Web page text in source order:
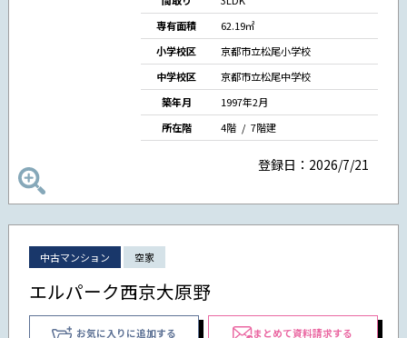
専有面積
62.19㎡
小学校区
京都市立松尾小学校
中学校区
京都市立松尾中学校
築年月
1997年2月
所在階
4階 / 7階建
登録日：2026/7/21
中古マンション 空家
エルパーク西京大原野
お気に入りに追加する まとめて資料請求する